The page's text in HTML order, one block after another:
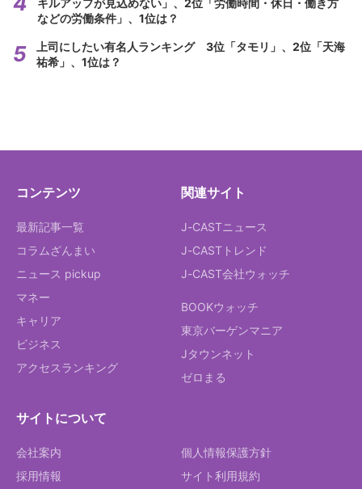
キルアップが見込めない」、2位「労働時間・休日・働き方
などの労働条件」、1位は？
上司にしたい有名人ランキング 3位「タモリ」、2位「天海
祐希」、1位は？
コンテンツ
最新記事一覧
コラムざんまい
ニュース pickup
マネー
キャリア
ビジネス
アクセスランキング
関連サイト
J-CASTニュース
J-CASTトレンド
J-CAST会社ウォッチ
BOOKウォッチ
東京バーゲンマニア
Jタウンネット
ゼロまる
サイトについて
会社案内
採用情報
個人情報保護方針
サイト利用規約